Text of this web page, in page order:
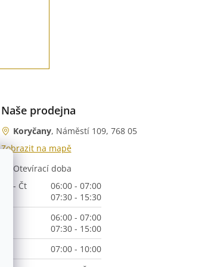
Naše prodejna
Koryčany, Náměstí 109, 768 05
Zobrazit na mapě
Otevírací doba
Po - Čt
06:00 - 07:00
07:30 - 15:30
06:00 - 07:00
07:30 - 15:00
07:00 - 10:00